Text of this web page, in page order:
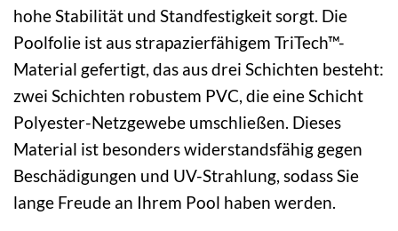
hohe Stabilität und Standfestigkeit sorgt. Die
Poolfolie ist aus strapazierfähigem TriTech™-
Material gefertigt, das aus drei Schichten besteht:
zwei Schichten robustem PVC, die eine Schicht
Polyester-Netzgewebe umschließen. Dieses
Material ist besonders widerstandsfähig gegen
Beschädigungen und UV-Strahlung, sodass Sie
lange Freude an Ihrem Pool haben werden.